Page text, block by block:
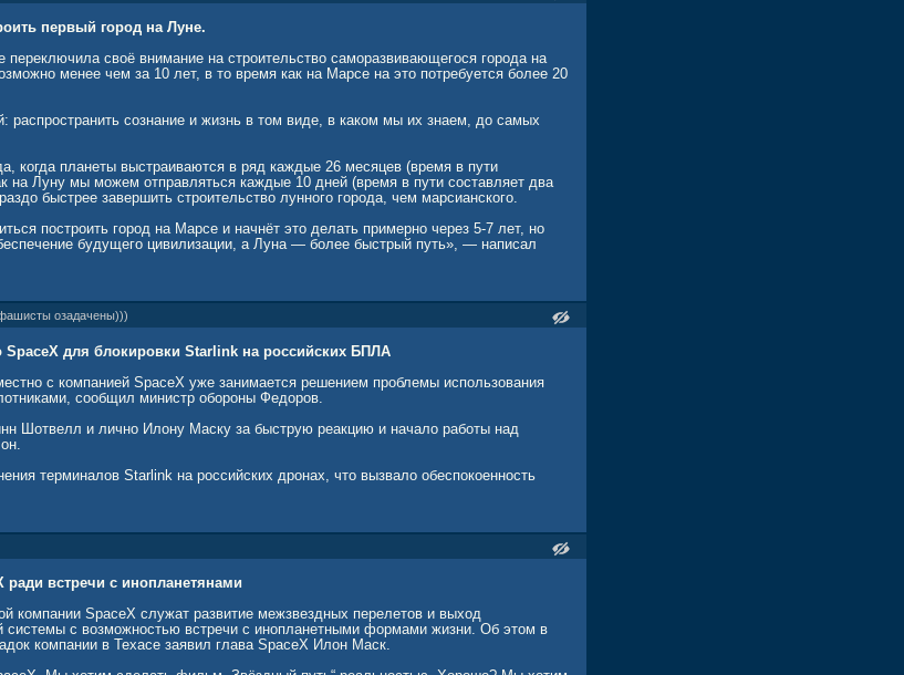
первый город на Луне.
своё внимание на строительство саморазвивающегося города на
менее чем за 10 лет, в то время как на Марсе на это потребуется более 20
распространить сознание и жизнь в том виде, в каком мы их знаем, до самых
когда планеты выстраиваются в ряд каждые 26 месяцев (время в пути
на Луну мы можем отправляться каждые 10 дней (время в пути составляет два
быстрее завершить строительство лунного города, чем марсианского.
построить город на Марсе и начнёт это делать примерно через 5-7 лет, но
будущего цивилизации, а Луна — более быстрый путь», — написал
озадачены)))
для блокировки Starlink на российских БПЛА
с компанией SpaceX уже занимается решением проблемы использования
сообщил министр обороны Федоров.
Шотвелл и лично Илону Маску за быструю реакцию и начало работы над
терминалов Starlink на российских дронах, что вызвало обеспокоенность
ради встречи с инопланетянами
компании SpaceX служат развитие межзвездных перелетов и выход
системы с возможностью встречи с инопланетными формами жизни. Об этом в
компании в Техасе заявил глава SpaceX Илон Маск.